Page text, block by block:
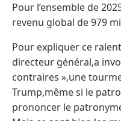
Pour l’ensemble de
revenu global de 979
Pour expliquer ce
directeur général,a
contraires »,une
Trump,même si le
prononcer le